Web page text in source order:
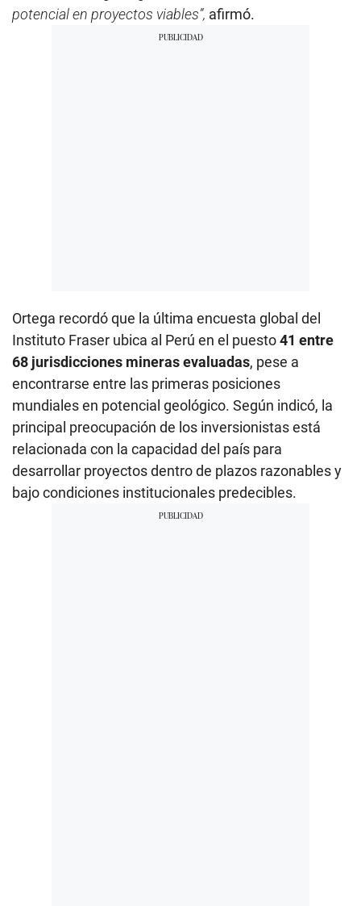
potencial en proyectos viables”, afirmó.
Ortega recordó que la última encuesta global del
Instituto Fraser ubica al Perú en el puesto41 entre
68 jurisdicciones mineras evaluadas, pese a
encontrarse entre las primeras posiciones
mundiales en potencial geológico. Según indicó, la
principal preocupación de los inversionistas está
relacionada con la capacidad del país para
desarrollar proyectos dentro de plazos razonables y
bajo condiciones institucionales predecibles.